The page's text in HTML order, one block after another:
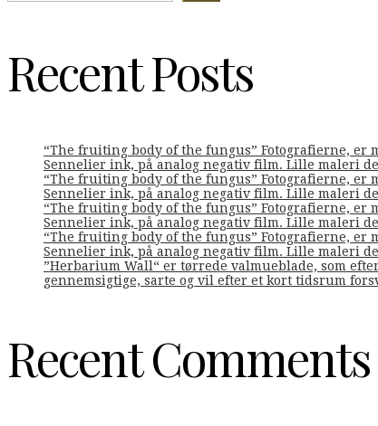
Recent Posts
“The fruiting body of the fungus” Fotografierne,
Sennelier ink, på analog negativ film. Lille maleri
“The fruiting body of the fungus” Fotografierne,
Sennelier ink, på analog negativ film. Lille maleri
“The fruiting body of the fungus” Fotografierne,
Sennelier ink, på analog negativ film. Lille maleri
“The fruiting body of the fungus” Fotografierne,
Sennelier ink, på analog negativ film. Lille maleri
”Herbarium Wall“ er tørrede valmueblade, som
gennemsigtige, sarte og vil efter et kort tidsrum
Recent Comments